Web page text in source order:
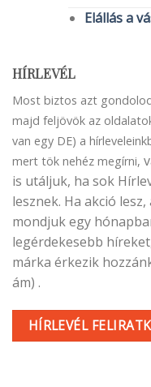
Elállás a
HÍRLEVÉL
Most biztos azt
majd feljövök az
van egy DE) a
mert tök nehéz megírni,
is utáljuk, ha sok
lesznek. Ha akció
mondjuk egy
legérdekesebb
márka érkezik
ám) .
HÍRLEVÉL